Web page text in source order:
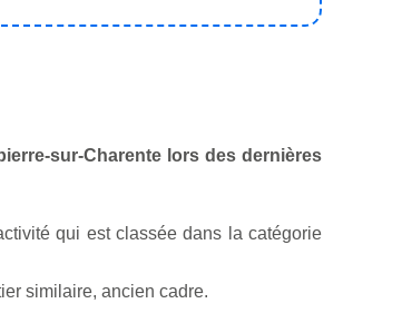
sur-Charente lors des dernières
qui est classée dans la catégorie
similaire, ancien cadre.